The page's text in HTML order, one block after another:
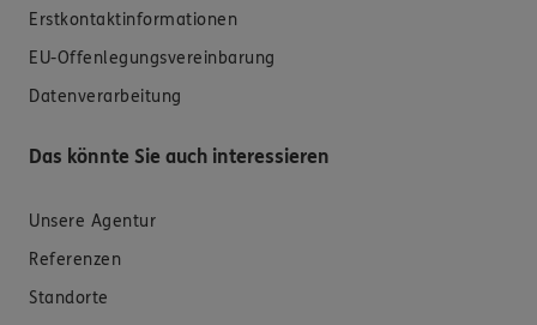
Erstkontaktinformationen
EU-Offenlegungsvereinbarung
Datenverarbeitung
Das könnte Sie auch interessieren
Unsere Agentur
Referenzen
Standorte